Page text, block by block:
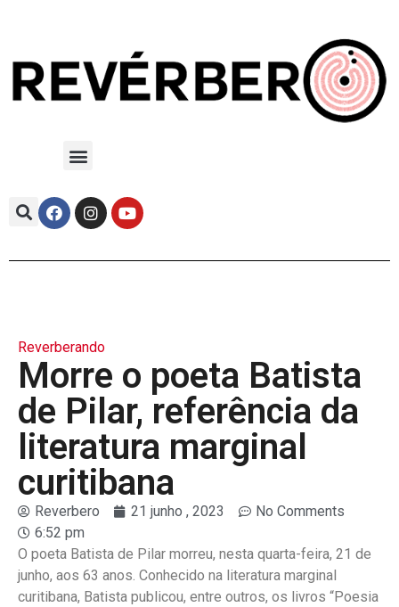
Reverberando
Morre o poeta Batista
de Pilar, referência da
literatura marginal
curitibana
Reverbero 21 junho , 2023
No Comments
6:52 pm
O poeta Batista de Pilar morreu, nesta quarta-feira, 21 de
junho, aos 63 anos. Conhecido na literatura marginal
curitibana, Batista publicou, entre outros, os livros “Poesia